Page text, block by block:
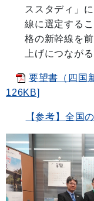
ススタディ」
線に選定する
格の新幹線を
上げにつなが
要望書（四国
126KB]
【参考】全国